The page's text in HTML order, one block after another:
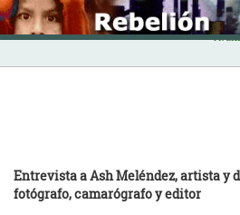
Skip
to
content
INICIO
Entrevista a Ash Meléndez, artista y
fotógrafo, camarógrafo y editor